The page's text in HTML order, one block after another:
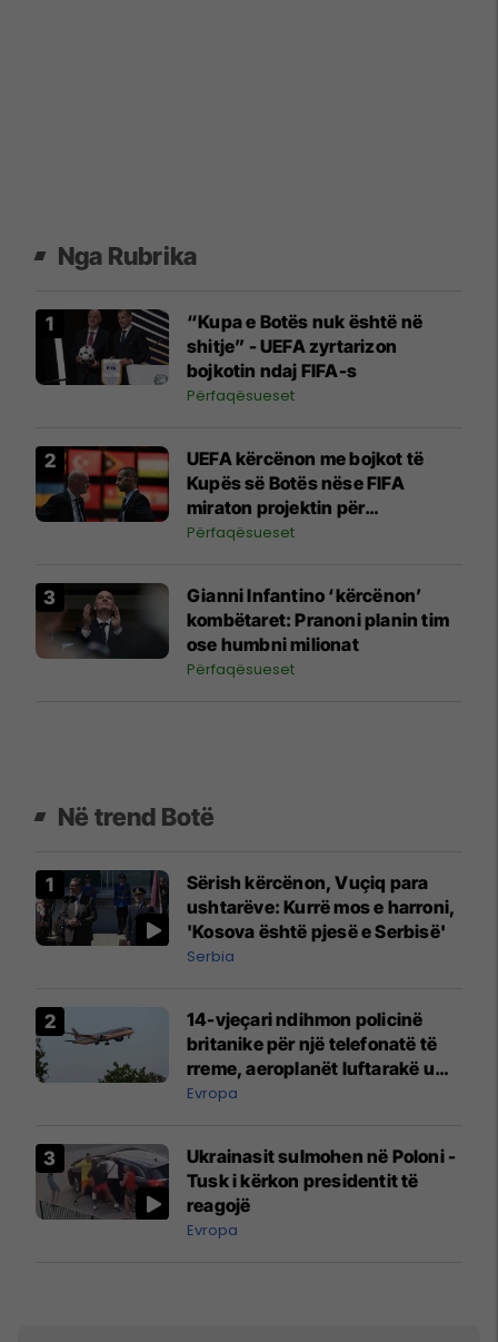
Nga Rubrika
“Kupa e Botës nuk është në
shitje” - UEFA zyrtarizon
bojkotin ndaj FIFA-s
Përfaqësueset
UEFA kërcënon me bojkot të
Kupës së Botës nëse FIFA
miraton projektin për
investitorët privatë
Përfaqësueset
Gianni Infantino ‘kërcënon’
kombëtaret: Pranoni planin tim
ose humbni milionat
Përfaqësueset
Në trend Botë
Sërish kërcënon, Vuçiq para
ushtarëve: Kurrë mos e harroni,
'Kosova është pjesë e Serbisë'
Serbia
14-vjeçari ndihmon policinë
britanike për një telefonatë të
rreme, aeroplanët luftarakë u
ngritën në ajër për të
Mançesterit
Evropa
Ukrainasit sulmohen në Poloni -
Tusk i kërkon presidentit të
reagojë
Evropa